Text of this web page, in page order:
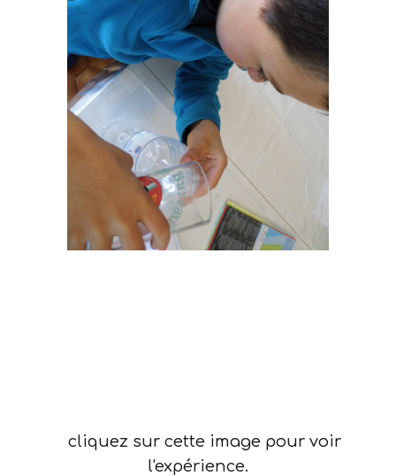
cliquez sur cette image pour voir
l'expérience.